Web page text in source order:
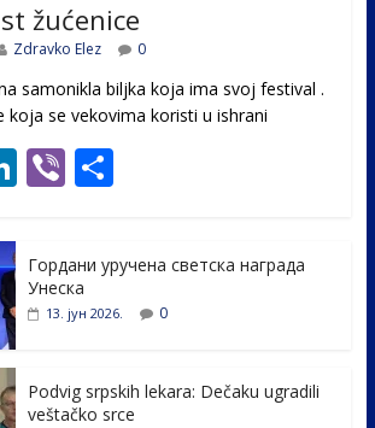
žućenice
Zdravko Elez 0
samonikla biljka koja ima svoj festival .
koja se vekovima koristi u ishrani
Li
e
dI
Vi S
e
Гордани уручена светска награда
Унеска
13. јун 2026. 0
Podvig srpskih lekara: Dečaku ugradili
veštačko srce